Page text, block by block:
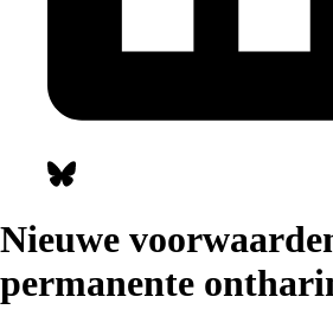
Nieuwe
permanente